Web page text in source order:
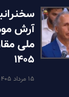
آرش
ملی
۱۴۰۵
۱۵ مرداد ۱۴۰۵